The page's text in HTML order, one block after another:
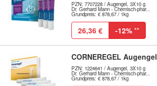
PZN: 7707228 / Augengel, 3X10 g
Dr. Gerhard Mann - Chemisch-phar...
Grundpreis: € 878,67 / 1kg
26,36 € -12% **
CORNEREGEL Augengel
PZN: 1224641 / Augengel, 3X10 g
Dr. Gerhard Mann - Chemisch-phar...
Grundpreis: € 878,67 / 1kg